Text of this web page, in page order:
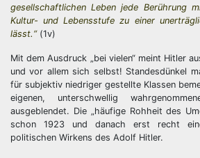
gesellschaftlichen Leben jede Berührung
Kultur- und Lebensstufe zu einer
lässt.“(1v)
Mit dem Ausdruck „bei vielen“ meint Hitler
und vor allem sich selbst! Standesdünkel
für subjektiv niedriger gestellte Klassen
eigenen, unterschwellig
ausgeblendet. Die „häufige Rohheit des
schon 1923 und danach erst recht
politischen Wirkens des Adolf Hitler.